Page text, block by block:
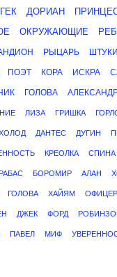
ГЕК ДОРИАН
ОКРУЖАЮЩИЕ
РЫЦАРЬ
ПОЭТ КОРА ИСКРА
ГОЛОВА
ЛИЗА ГРИШКА
ДАНТЕС ДУГИН
КРЕОЛКА СПИНА
БОРОМИР АЛАН
ГОЛОВА ХАЙЯМ ОФИЦЕР
ДЖЕК ФОРД
ПАВЕЛ МИФ